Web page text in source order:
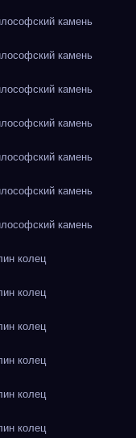
камень
камень
камень
камень
камень
камень
камень
колец
колец
колец
колец
колец
колец